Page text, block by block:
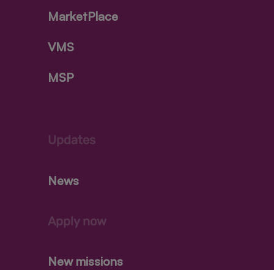
MarketPlace
VMS
MSP
Updates
News
Apply now
New missions